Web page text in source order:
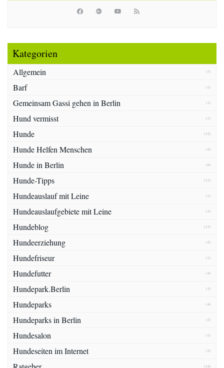
Kategorien
Allgemein (7)
Barf (1)
Gemeinsam Gassi gehen in Berlin (1)
Hund vermisst (1)
Hunde (12)
Hunde Helfen Menschen (2)
Hunde in Berlin (6)
Hunde-Tipps (13)
Hundeauslauf mit Leine (1)
Hundeauslaufgebiete mit Leine (3)
Hundeblog (13)
Hundeerziehung (5)
Hundefriseur (1)
Hundefutter (4)
Hundepark.Berlin (3)
Hundeparks (4)
Hundeparks in Berlin (2)
Hundesalon (1)
Hundeseiten im Internet (2)
(14)